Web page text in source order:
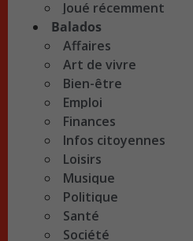
Joué récemment
Balados
Affaires
Art de vivre
Bien-être
Emploi
Finances
Infos citoyennes
Loisirs
Musique
Politique
Santé
Société